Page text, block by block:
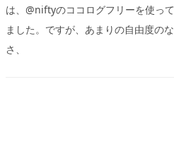
は、@niftyのココログフリーを使って
ました。ですが、あまりの自由度のな
さ、